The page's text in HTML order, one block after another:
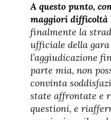
A questo punto,
maggiori difficoltà
finalmente la
ufficiale della gara
l’aggiudicazione
parte mia, non
convinta
state affrontate e
questioni, e